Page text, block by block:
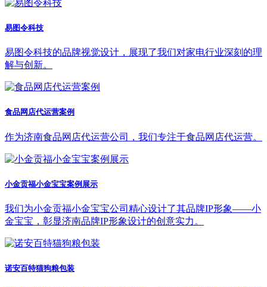
易图令科技
易图令科技的品牌视觉设计，展现了我们对家电行业深刻的理
解与创新。
食品网店代运营案例
作为济南食品网店代运营公司，我们专注于食品网店代运营。
小金贡福小金宝宝案例展示
我们为小金贡福小金宝宝公司精心设计了其品牌IP形象——小
金宝宝，彰显济南品牌IP形象设计的创意实力。
诺安百特猫狗粮包装